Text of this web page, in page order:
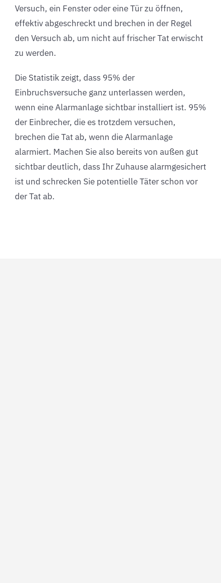
Versuch, ein Fenster oder eine Tür zu öffnen,
effektiv abgeschreckt und brechen in der Regel
den Versuch ab, um nicht auf frischer Tat erwischt
zu werden.
Die Statistik zeigt, dass 95% der
Einbruchsversuche ganz unterlassen werden,
wenn eine Alarmanlage sichtbar installiert ist. 95%
der Einbrecher, die es trotzdem versuchen,
brechen die Tat ab, wenn die Alarmanlage
alarmiert. Machen Sie also bereits von außen gut
sichtbar deutlich, dass Ihr Zuhause alarmgesichert
ist und schrecken Sie potentielle Täter schon vor
der Tat ab.